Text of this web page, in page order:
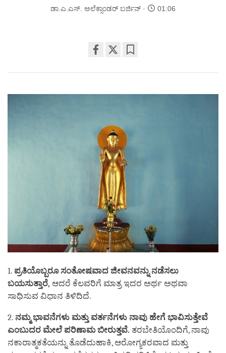
ಡಾ.ಎ.ಎಸ್. ಅಲೆಕ್ಸಾಂಡರ್ ಬರ್ಜಿನ್ 01:06
on
1. ಪ್ರತಿಯೊಬ್ಬರೂ ಸಂತೋಷವಾದ ಜೀವನವನ್ನು ನಡೆಸಲು
ಬಯಸುತ್ತಾರೆ, ಆದರೆ ಕೆಲವರಿಗೆ ಮಾತ್ರ ಇದರ ಅರ್ಥ ಅಥವಾ
ಸಾಧಿಸುವ ವಿಧಾನ ತಿಳಿದಿದೆ.
2. ನಮ್ಮ ಭಾವನೆಗಳು ಮತ್ತು ವರ್ತನೆಗಳು ನಾವು ಹೇಗೆ ಭಾವಿಸುತ್ತೇವೆ
ಎಂಬುದರ ಮೇಲೆ ಪರಿಣಾಮ ಬೀರುತ್ತವೆ. ತರಬೇತಿಯೊಂದಿಗೆ, ನಾವು
ನಕಾರಾತ್ಮಕತೆಯನ್ನು ತೊಡೆದುಹಾಕಿ, ಆರೋಗ್ಯಕರವಾದ ಮತ್ತು